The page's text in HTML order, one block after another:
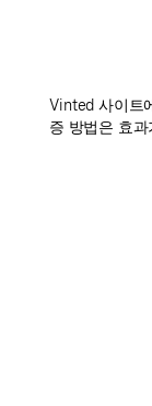
Vinted 사이트
증 방법은 효